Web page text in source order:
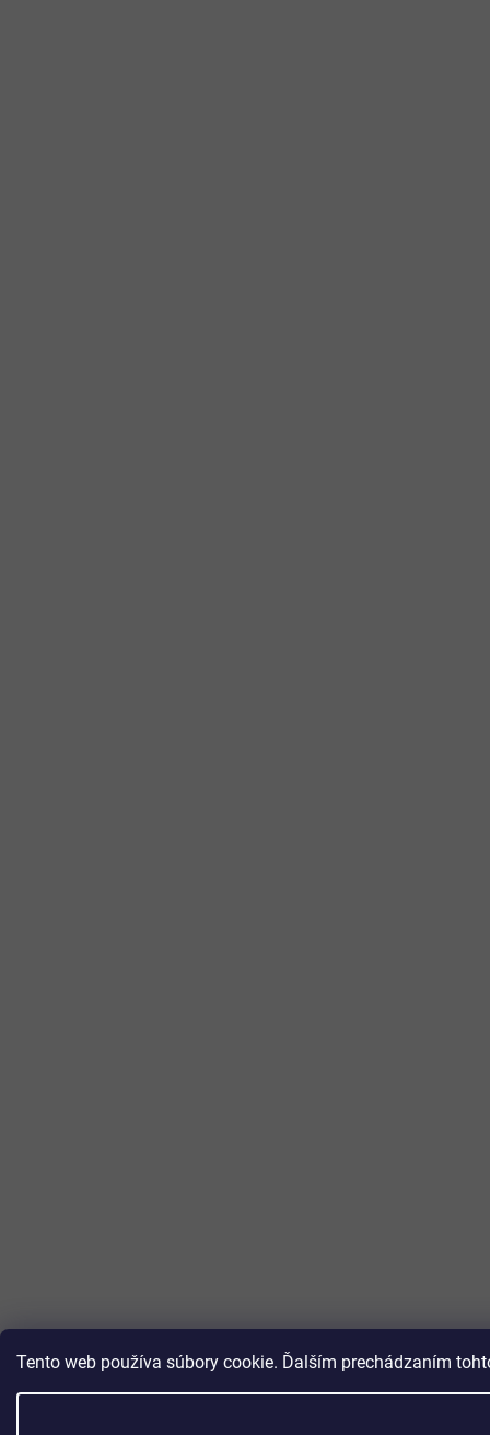
Tento web používa súbory cookie. Ďalším prechádzaním